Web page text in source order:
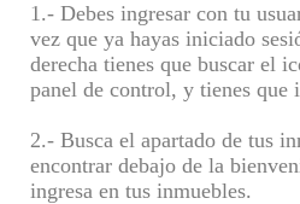
1.- Debes ingresar con tu
vez que ya hayas iniciado
derecha tienes que buscar el
panel de control, y tienes que
2.- Busca el apartado de tus
encontrar debajo de la
ingresa en tus inmuebles.